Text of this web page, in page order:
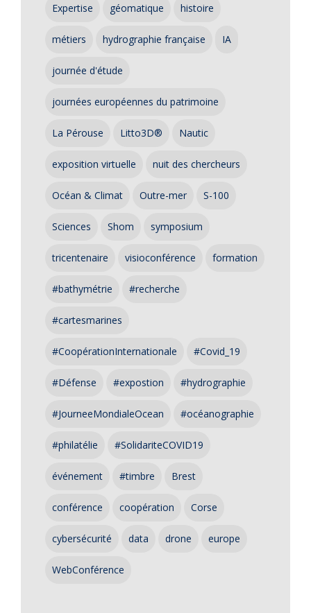
Expertise géomatique histoire
métiers hydrographie française IA
journée d'étude
journées européennes du patrimoine
La Pérouse Litto3D® Nautic
exposition virtuelle nuit des chercheurs
Océan & Climat Outre-mer S-100
Sciences Shom symposium
tricentenaire visioconférence formation
#bathymétrie #recherche
#cartesmarines
#CoopérationInternationale #Covid_19
#Défense #expostion #hydrographie
#JourneeMondialeOcean #océanographie
#philatélie #SolidariteCOVID19
événement #timbre Brest
conférence coopération Corse
cybersécurité data drone europe
WebConférence